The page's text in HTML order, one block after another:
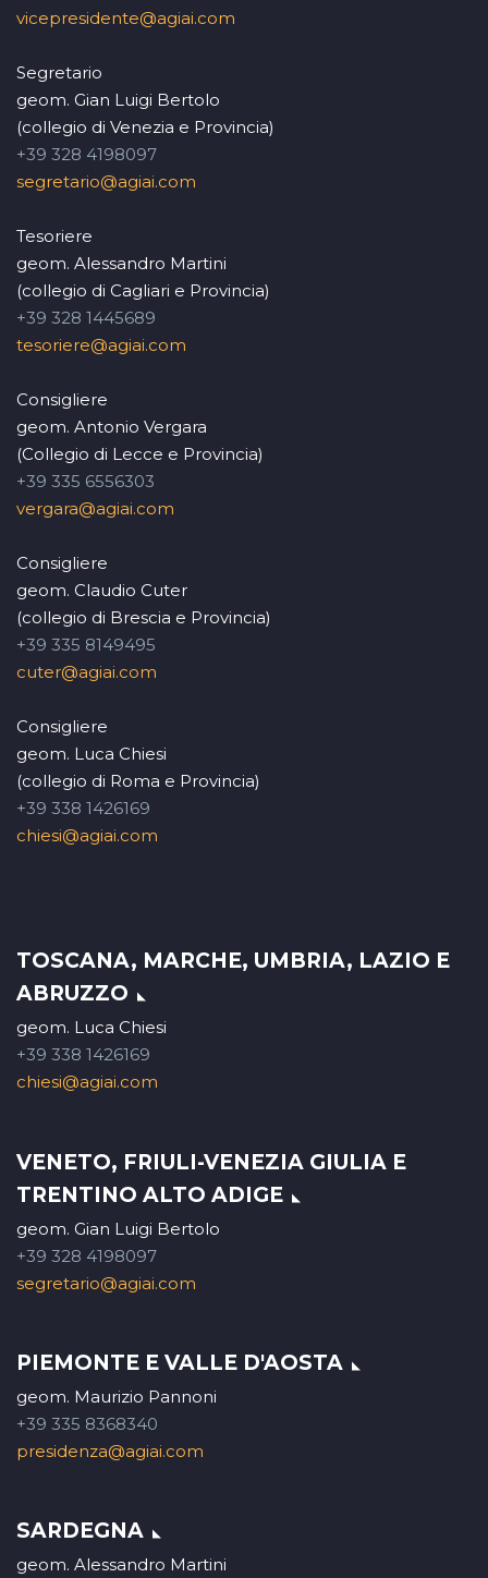
vicepresidente@agiai.com
Segretario
geom. Gian Luigi Bertolo
(collegio di Venezia e Provincia)
+39 328 4198097
segretario@agiai.com
Tesoriere
geom. Alessandro Martini
(collegio di Cagliari e Provincia)
+39 328 1445689
tesoriere@agiai.com
Consigliere
geom. Antonio Vergara
(Collegio di Lecce e Provincia)
+39 335 6556303
vergara@agiai.com
Consigliere
geom. Claudio Cuter
(collegio di Brescia e Provincia)
+39 335 8149495
cuter@agiai.com
Consigliere
geom. Luca Chiesi
(collegio di Roma e Provincia)
+39 338 1426169
chiesi@agiai.com
TOSCANA, MARCHE, UMBRIA, LAZIO E
ABRUZZO
geom. Luca Chiesi
+39 338 1426169
chiesi@agiai.com
VENETO, FRIULI-VENEZIA GIULIA E
TRENTINO ALTO ADIGE
geom. Gian Luigi Bertolo
+39 328 4198097
segretario@agiai.com
PIEMONTE E VALLE D'AOSTA
geom. Maurizio Pannoni
+39 335 8368340
presidenza@agiai.com
SARDEGNA
geom. Alessandro Martini